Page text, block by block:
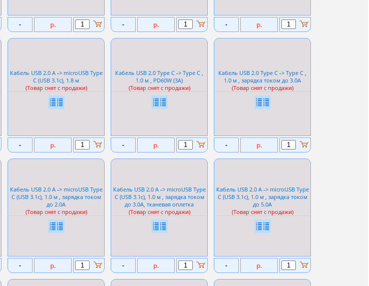
- р. - р. - р.
Кабель USB 2.0 A -> microUSB Type
C (USB 3.1c), 1.8 м
(Товар снят с продажи)
- р.
Кабель USB 2.0 Type C -> Type C ,
1.0 м , PD60W (3A)
(Товар снят с продажи)
- р.
Кабель USB 2.0 Type C -> Type C ,
1.0 м , зарядка током до 3.0А
(Товар снят с продажи)
- р.
Кабель USB 2.0 A -> microUSB Type
C (USB 3.1c), 1.0 м , зарядка током
до 2.0А
(Товар снят с продажи)
- р.
Кабель USB 2.0 A -> microUSB Type
C (USB 3.1c), 1.0 м , зарядка током
до 3.0А, тканевая оплетка
(Товар снят с продажи)
- р.
Кабель USB 2.0 A -> microUSB Type
C (USB 3.1c), 1.0 м , зарядка током
до 5.0А
(Товар снят с продажи)
- р.